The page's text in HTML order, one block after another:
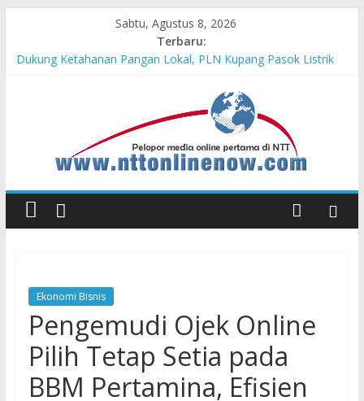
Sabtu, Agustus 8, 2026
Terbaru:
Dukung Ketahanan Pangan Lokal, PLN Kupang Pasok Listrik
Komisaris Independen Pertamina Patra Niaga Terpikat Produk
UMKM Mitra Binaan dengan Sentuhan Kemanusiaan dan
Keberlanjutan
Honda DBL 2026 East Java – North Resmi Bergulir, MPM
Generasi Muda
Teras Bank Indonesia Hadir di Belu, Bupati Willy : Terima Kasih
Ekonomi Bisnis
Pengemudi Ojek Online
Pilih Tetap Setia pada
BBM Pertamina, Efisien